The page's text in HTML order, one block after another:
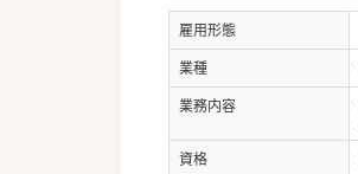
雇用形態
業種
業務内容
資格